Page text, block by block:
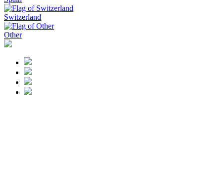
Switzerland
Other